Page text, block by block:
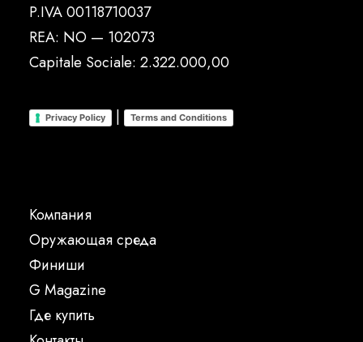
P.IVA 00118710037
REA: NO — 102073
Capitale Sociale: 2.322.000,00
Privacy Policy | Terms and Conditions
Компания
Oружающая среда
Финиши
G Magazine
Где купить